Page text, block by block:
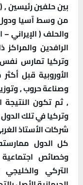
بين حلفين رئيسين ,
من وسط آسيا ودول
والحلف ( الإيراني
الرافدين
وتركيا تمارس نفس
الأوروبية قبل
وصناعة حروب ,
, ثم تكون النتيجة
وتركيا في تلك الدول
شركات الأستاذ
كل الدول
وخصائص
التركي